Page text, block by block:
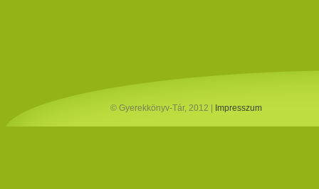
© Gyerekkönyv-Tár, 2012 | Impresszum